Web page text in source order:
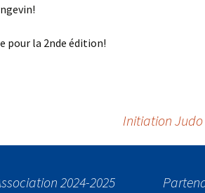
pour la 2nde édition!
Initiation Judo
2024-2025